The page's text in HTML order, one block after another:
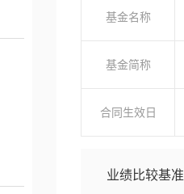
基金名称
基金简称
合同生效日
业绩比较基准